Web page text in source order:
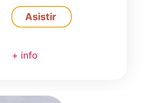
Asistir
+ info